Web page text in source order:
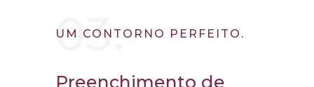
Preenchimento de
03.
UM CONTORNO PERFEITO.